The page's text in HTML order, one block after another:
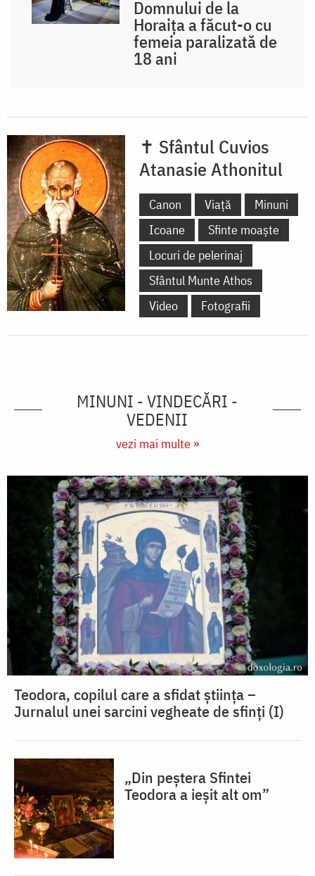
Domnului de la
Horaița a făcut-o cu
femeia paralizată de
18 ani
✝ Sfântul Cuvios
Atanasie Athonitul
Canon Viață
Minuni
Icoane
Sfinte moaște
Locuri de pelerinaj
Sfântul Munte Athos
Video
Fotografii
MINUNI - VINDECĂRI -
VEDENII
vezi mai multe »
Teodora, copilul care a sfidat știința –
Jurnalul unei sarcini vegheate de sfinți (I)
„Din peștera Sfintei
Teodora a ieșit alt om”